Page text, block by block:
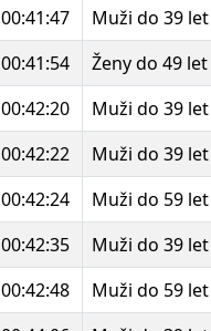
00:41:47 Muži do 39 let
00:41:54 Ženy do 49 let
00:42:20 Muži do 39 let
00:42:22 Muži do 39 let
00:42:24 Muži do 59 let
00:42:35 Muži do 39 let
00:42:48 Muži do 59 let